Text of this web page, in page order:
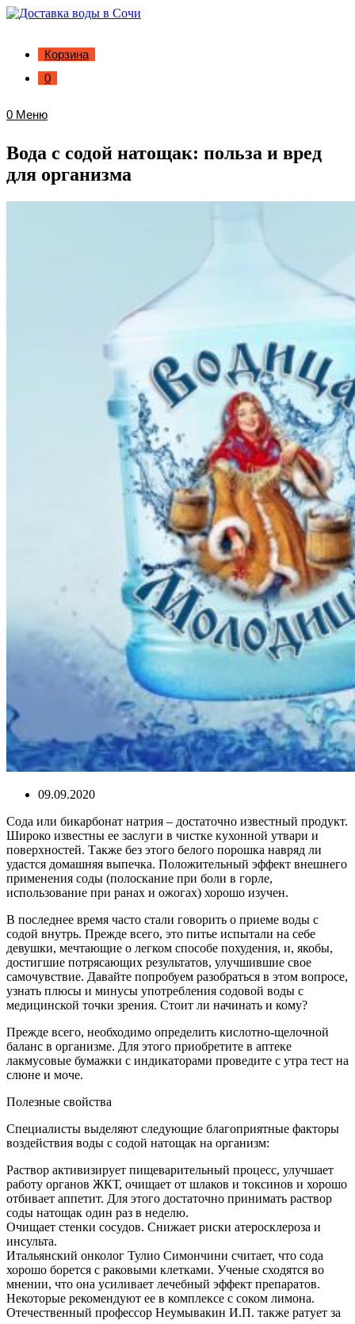
Корзина
0
0 Меню
Вода с содой натощак: польза и вред
для организма
09.09.2020
Сода или бикарбонат натрия – достаточно известный продукт.
Широко известны ее заслуги в чистке кухонной утвари и
поверхностей. Также без этого белого порошка навряд ли
удастся домашняя выпечка. Положительный эффект внешнего
применения соды (полоскание при боли в горле,
использование при ранах и ожогах) хорошо изучен.
В последнее время часто стали говорить о приеме воды с
содой внутрь. Прежде всего, это питье испытали на себе
девушки, мечтающие о легком способе похудения, и, якобы,
достигшие потрясающих результатов, улучшившие свое
самочувствие. Давайте попробуем разобраться в этом вопросе,
узнать плюсы и минусы употребления содовой воды с
медицинской точки зрения. Стоит ли начинать и кому?
Прежде всего, необходимо определить кислотно-щелочной
баланс в организме. Для этого приобретите в аптеке
лакмусовые бумажки с индикаторами проведите с утра тест на
слюне и моче.
Полезные свойства
Специалисты выделяют следующие благоприятные факторы
воздействия воды с содой натощак на организм:
Раствор активизирует пищеварительный процесс, улучшает
работу органов ЖКТ, очищает от шлаков и токсинов и хорошо
отбивает аппетит. Для этого достаточно принимать раствор
соды натощак один раз в неделю.
Очищает стенки сосудов. Снижает риски атеросклероза и
инсульта.
Итальянский онколог Тулио Симончини считает, что сода
хорошо борется с раковыми клетками. Ученые сходятся во
мнении, что она усиливает лечебный эффект препаратов.
Некоторые рекомендуют ее в комплексе с соком лимона.
Отечественный профессор Неумывакин И.П. также ратует за